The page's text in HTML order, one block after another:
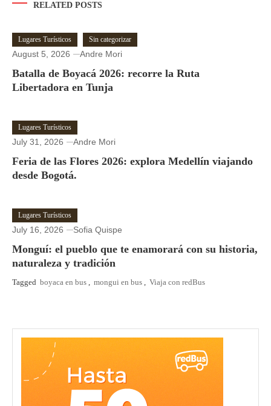
RELATED POSTS
Lugares Turísticos Sin categorizar
August 5, 2026 Andre Mori
Batalla de Boyacá 2026: recorre la Ruta
Libertadora en Tunja
Lugares Turísticos
July 31, 2026 Andre Mori
Feria de las Flores 2026: explora Medellín viajando
desde Bogotá.
Lugares Turísticos
July 16, 2026 Sofia Quispe
Monguí: el pueblo que te enamorará con su historia,
naturaleza y tradición
Tagged boyaca en bus , mongui en bus , Viaja con redBus